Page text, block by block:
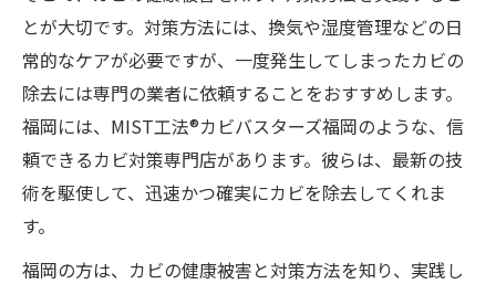
とが大切です。対策方法には、換気や湿度管理などの日
常的なケアが必要ですが、一度発生してしまったカビの
除去には専門の業者に依頼することをおすすめします。
福岡には、MIST工法®カビバスターズ福岡のような、信
頼できるカビ対策専門店があります。彼らは、最新の技
術を駆使して、迅速かつ確実にカビを除去してくれま
す。
福岡の方は、カビの健康被害と対策方法を知り、実践し